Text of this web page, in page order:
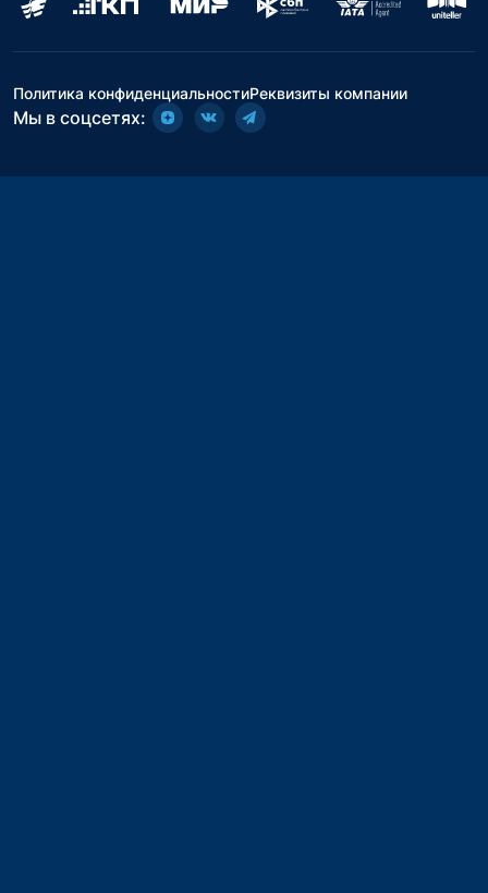
Политика конфиденциальностиРеквизиты компании
Мы в соцсетях: